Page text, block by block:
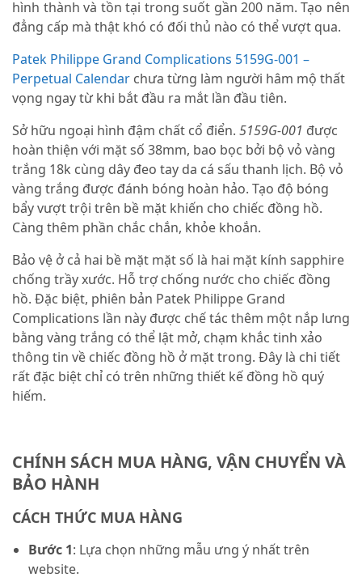
hình thành và tồn tại trong suốt gần 200 năm. Tạo nên
đẳng cấp mà thật khó có đối thủ nào có thể vượt qua.
Patek Philippe Grand Complications 5159G-001 –
Perpetual Calendar chưa từng làm người hâm mộ thất
vọng ngay từ khi bắt đầu ra mắt lần đầu tiên.
Sở hữu ngoại hình đậm chất cổ điển. 5159G-001 được
hoàn thiện với mặt số 38mm, bao bọc bởi bộ vỏ vàng
trắng 18k cùng dây đeo tay da cá sấu thanh lịch. Bộ vỏ
vàng trắng được đánh bóng hoàn hảo. Tạo độ bóng
bẩy vượt trội trên bề mặt khiến cho chiếc đồng hồ.
Càng thêm phần chắc chắn, khỏe khoắn.
Bảo vệ ở cả hai bề mặt mặt số là hai mặt kính sapphire
chống trầy xước. Hỗ trợ chống nước cho chiếc đồng
hồ. Đặc biệt, phiên bản Patek Philippe Grand
Complications lần này được chế tác thêm một nắp lưng
bằng vàng trắng có thể lật mở, chạm khắc tinh xảo
thông tin về chiếc đồng hồ ở mặt trong. Đây là chi tiết
rất đặc biệt chỉ có trên những thiết kế đồng hồ quý
hiếm.
CHÍNH SÁCH MUA HÀNG, VẬN CHUYỂN VÀ
BẢO HÀNH
CÁCH THỨC MUA HÀNG
Bước 1: Lựa chọn những mẫu ưng ý nhất trên
website.